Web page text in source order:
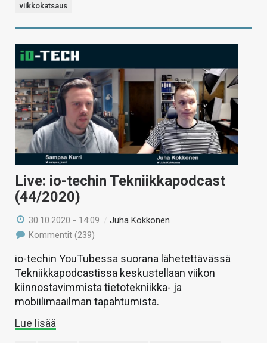
viikkokatsaus
Live: io-techin Tekniikkapodcast
(44/2020)
30.10.2020 - 14:09 /Juha Kokkonen
Kommentit (239)
io-techin YouTubessa suorana lähetettävässä
Tekniikkapodcastissa keskustellaan viikon
kiinnostavimmista tietotekniikka- ja
mobiilimaailman tapahtumista.
Lue lisää